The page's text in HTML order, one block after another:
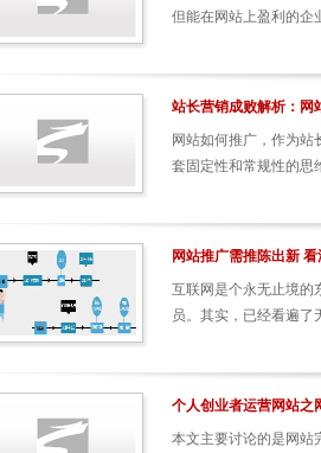
但能在网站上盈利的企
站长营销成败解析：网
网站如何推广，作为
套固定性和常规性的思
网站推广需推陈出新
互联网是个永无止境的
员。其实，已经看遍了
个人创业者运营网站之
本文主要讨论的是网站